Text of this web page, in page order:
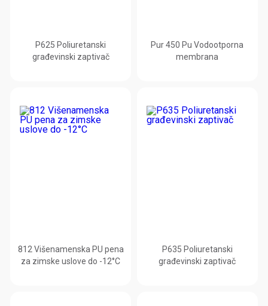
P625 Poliuretanski
građevinski zaptivač
Pur 450 Pu Vodootporna
membrana
812 Višenamenska PU pena
za zimske uslove do -12°C
P635 Poliuretanski
građevinski zaptivač